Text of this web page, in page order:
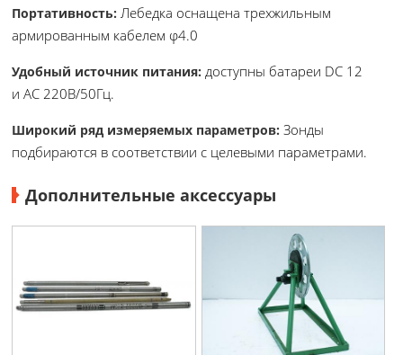
Портативность: Лебедка оснащена трехжильным
армированным кабелем φ4.0
Удобный источник питания: доступны батареи DC 12
и AC 220В/50Гц.
Широкий ряд измеряемых параметров: Зонды
подбираются в соответствии с целевыми параметрами.
Дополнительные аксессуары